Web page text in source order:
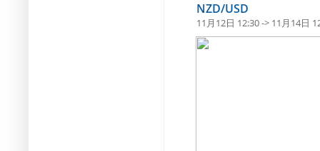
NZD/USD
11月12日 12:30 -> 11月14日